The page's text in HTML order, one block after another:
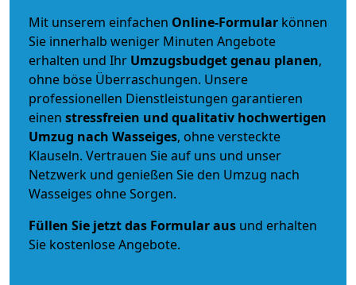
Mit unserem einfachen Online-Formular können
Sie innerhalb weniger Minuten Angebote
erhalten und Ihr Umzugsbudgetgenau planen,
ohne böse Überraschungen. Unsere
professionellen Dienstleistungen garantieren
einen stressfreien und qualitativ hochwertigen
Umzug nach Wasseiges, ohne versteckte
Klauseln. Vertrauen Sie auf uns und unser
Netzwerk und genießen Sie den Umzug nach
Wasseiges ohne Sorgen.
Füllen Sie jetzt das Formular aus und erhalten
Sie kostenlose Angebote.